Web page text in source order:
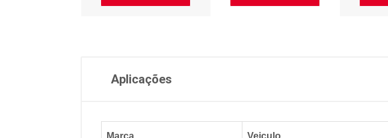
Aplicações
Marca Veiculo